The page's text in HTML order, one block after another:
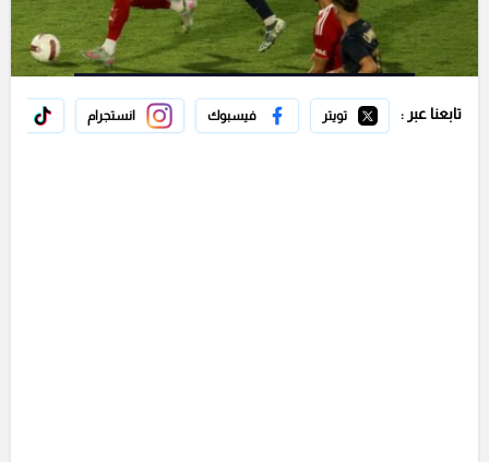
تابعنا عبر : تويتر فيسبوك انستجرام